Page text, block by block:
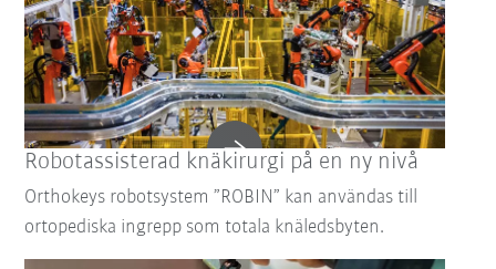
Robotassisterad knäkirurgi på en ny nivå
Orthokeys robotsystem ”ROBIN” kan användas till
ortopediska ingrepp som totala knäledsbyten.